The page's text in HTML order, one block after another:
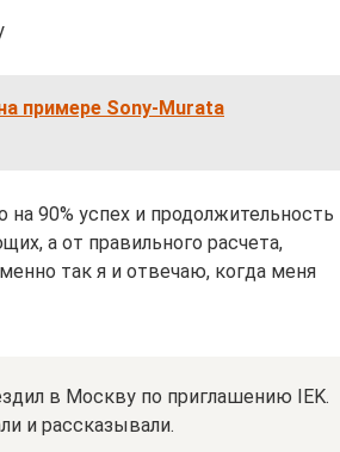
примере Sony-Murata
на 90% успех и продолжительность
а от правильного расчета,
так я и отвечаю, когда меня
в Москву по приглашению IEK.
и рассказывали.